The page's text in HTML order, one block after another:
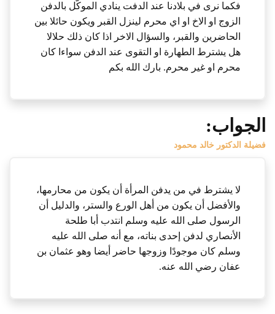
فكما نرى في بلادنا عند الدفت ينادي الموكّل بالدفن
الزوج او الاخ او اي محرم لينزل القبر ويكون حائلا بين
الحاضرين والقبر، والسؤال الاخر اذا كان ذلك حلالا
هل يشترط الطهارة او التقوى عند الدفن سواءا كان
محرم او غير محرم. بارك الله بكم
الجواب:
فضيلة الدكتور خالد محمود
لا يشترط في من يدفن المرأة أن يكون من محارمها،
والأفضل أن يكون من أهل الورع والستر، والدليل أن
الرسول صلى الله عليه وسلم انتدب أبا طلحة
الأنصاري لدفن إحدى بناته، مع أنه صلى الله عليه
وسلم كان موجودًا وزوجها حاضر أيضا وهو عثمان بن
عفان رضي الله عنه.